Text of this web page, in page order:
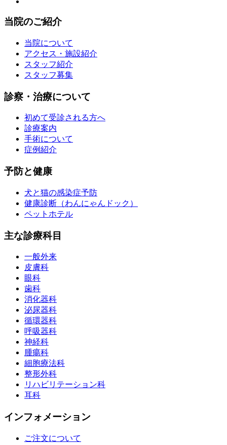
当院のご紹介
当院について
アクセス・施設紹介
スタッフ紹介
スタッフ募集
診察・治療について
初めて受診される方へ
診療案内
手術について
症例紹介
予防と健康
犬と猫の感染症予防
健康診断（わんにゃんドック）
ペットホテル
主な診療科目
一般外来
皮膚科
眼科
歯科
消化器科
泌尿器科
循環器科
呼吸器科
神経科
腫瘍科
細胞療法科
整形外科
リハビリテーション科
耳科
インフォメーション
ご注文について